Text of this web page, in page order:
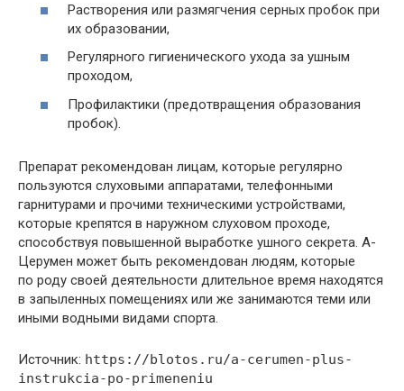
Растворения или размягчения серных пробок при
их образовании,
Регулярного гигиенического ухода за ушным
проходом,
Профилактики (предотвращения образования
пробок).
Препарат рекомендован лицам, которые регулярно
пользуются слуховыми аппаратами, телефонными
гарнитурами и прочими техническими устройствами,
которые крепятся в наружном слуховом проходе,
способствуя повышенной выработке ушного секрета. А-
Церумен может быть рекомендован людям, которые
по роду своей деятельности длительное время находятся
в запыленных помещениях или же занимаются теми или
иными водными видами спорта.
Источник: https://blotos.ru/a-cerumen-plus-
instrukcia-po-primeneniu